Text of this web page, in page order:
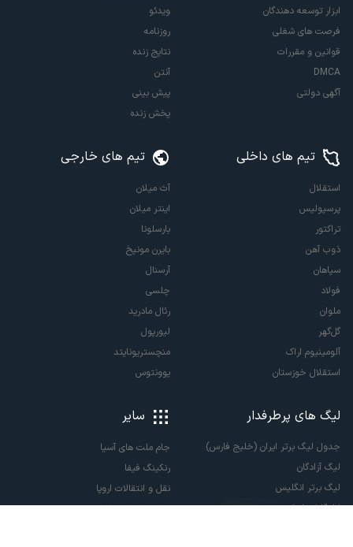
ابزار توسعه دهندگان
فرصت های شغلی
قوانین و مقررات
DMCA
آگهی دولتی
ویدئو
روزنامه
نتایج زنده
آنتن
پیش بینی
پخش زنده
تیم های داخلی
استقلال
پرسپولیس
تراکتور
ذوب آهن
سپاهان
فولاد
ملوان
گل‌گهر
آلومینیوم اراک
استقلال خوزستان
تیم های خارجی
آث میلان
اینتر میلان
بارسلونا
بایرن مونیخ
آرسنال
چلسی
رئال مادرید
لیورپول
منچستریونایتد
یوونتوس
لیگ های پرطرفدار
جدول لیگ برتر ایران (خلیج فارس)
لیگ آزادگان
لیگ برتر انگلیس
لالیگا اسپانیا
سایر
جام ملت های آسیا
رنکینگ فیفا
نقل و انتقالات اروپا
نقل و انتقالات ایران